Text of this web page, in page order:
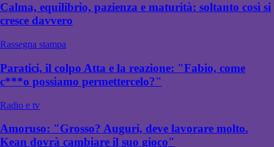
Calma, equilibrio, pazienza e maturità: soltanto così si
cresce davvero
Rassegna stampa
Paratici, il colpo Atta e la reazione: "Fabio, come
c***o possiamo permettercelo?"
Radio e tv
Amoruso: "Grosso? Auguri, deve lavorare molto.
Kean dovrà cambiare il suo gioco"